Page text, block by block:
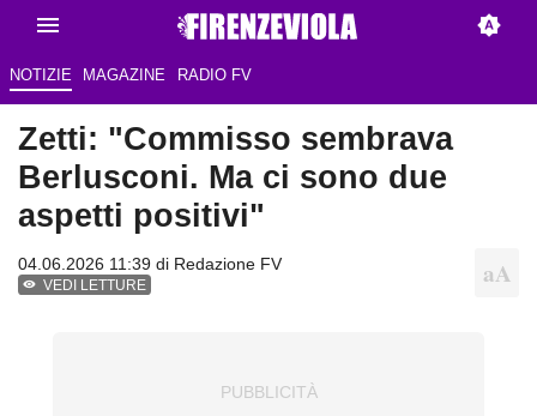
NOTIZIE MAGAZINE RADIO FV
Zetti: "Commisso sembrava
Berlusconi. Ma ci sono due
aspetti positivi"
04.06.2026 11:39 di Redazione FV
VEDI LETTURE